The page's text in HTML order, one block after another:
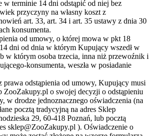
w terminie 14 dni odstąpić od niej bez
przyczyny na własny koszt z
art. 33, art. 34 i art. 35 ustawy z dnia 30
konsumenta.
od umowy, o której mowa w pkt 18
dni od dnia w którym Kupujący wszedł w
w którym osoba trzecia, inna niż przewoźnik i
konsumenta, weszła w posiadanie
prawa odstąpienia od umowy, Kupujący musi
ZooZakupy.pl o swojej decyzji o odstąpieniu
w drodze jednoznacznego oświadczenia (na
pocztą tradycyjną na adres Sklep
29, 60-418 Poznań, lub pocztą
sklep@ZooZakupy.pl ). Oświadczenie o